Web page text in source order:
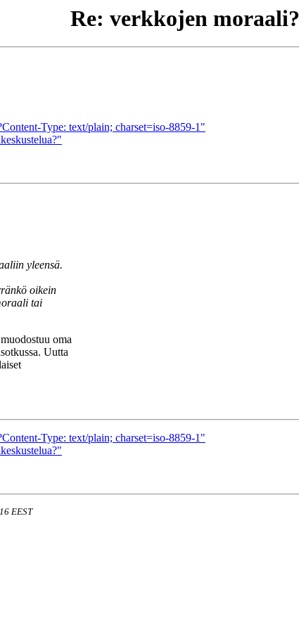
Re: verkkojen moraali?
Type: text/plain; charset=iso-8859-1"
yleensä.
oikein
tai
oma
Uutta
Type: text/plain; charset=iso-8859-1"
EEST